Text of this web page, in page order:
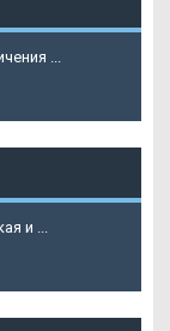
...
и ...